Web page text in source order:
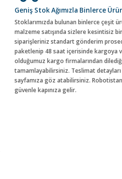
Geniş Stok Ağımızla Binlerce
Stoklarımızda bulunan binlerce çeşit
malzeme satışında sizlere kesintisiz
siparişleriniz standart gönderim
paketlenip 48 saat içerisinde kargoya
olduğumuz kargo firmalarından
tamamlayabilirsiniz. Teslimat
sayfamıza göz atabilirsiniz.
güvenle kapınıza gelir.